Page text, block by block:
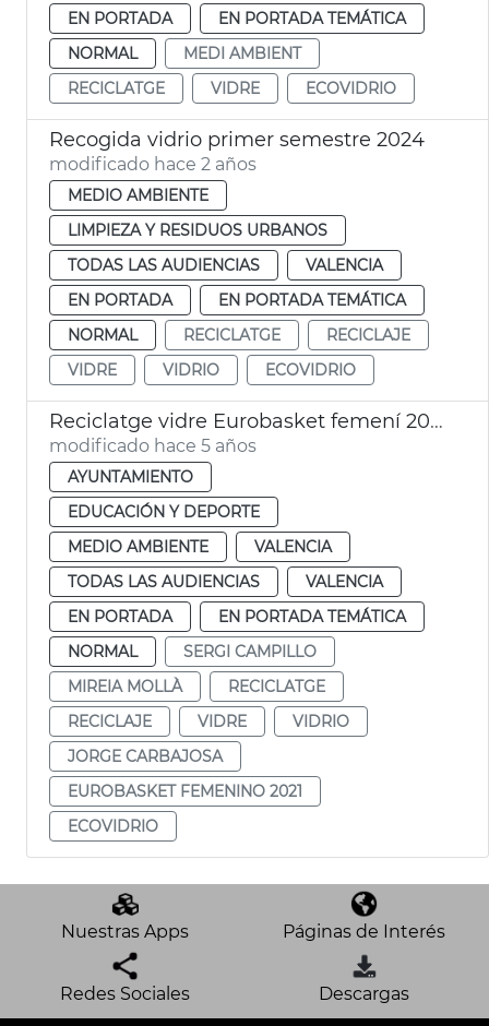
EN PORTADA
EN PORTADA TEMÁTICA
NORMAL
MEDI AMBIENT
RECICLATGE
VIDRE ECOVIDRIO
Recogida vidrio primer semestre 2024
modificado hace 2 años
MEDIO AMBIENTE
LIMPIEZA Y RESIDUOS URBANOS
TODAS LAS AUDIENCIAS
VALENCIA
EN PORTADA
EN PORTADA TEMÁTICA
NORMAL
RECICLATGE
RECICLAJE
VIDRE
VIDRIO ECOVIDRIO
Reciclatge vidre Eurobasket femení 2021
modificado hace 5 años
AYUNTAMIENTO
EDUCACIÓN Y DEPORTE
MEDIO AMBIENTE
VALENCIA
TODAS LAS AUDIENCIAS
VALENCIA
EN PORTADA
EN PORTADA TEMÁTICA
NORMAL
SERGI CAMPILLO
MIREIA MOLLÀ
RECICLATGE
RECICLAJE
VIDRE
VIDRIO
JORGE CARBAJOSA
EUROBASKET FEMENINO 2021
ECOVIDRIO
Nuestras Apps Páginas de Interés
Redes Sociales Descargas